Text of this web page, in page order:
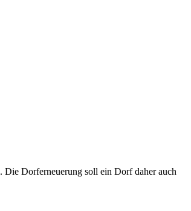
Die Dorferneuerung soll ein Dorf daher auch